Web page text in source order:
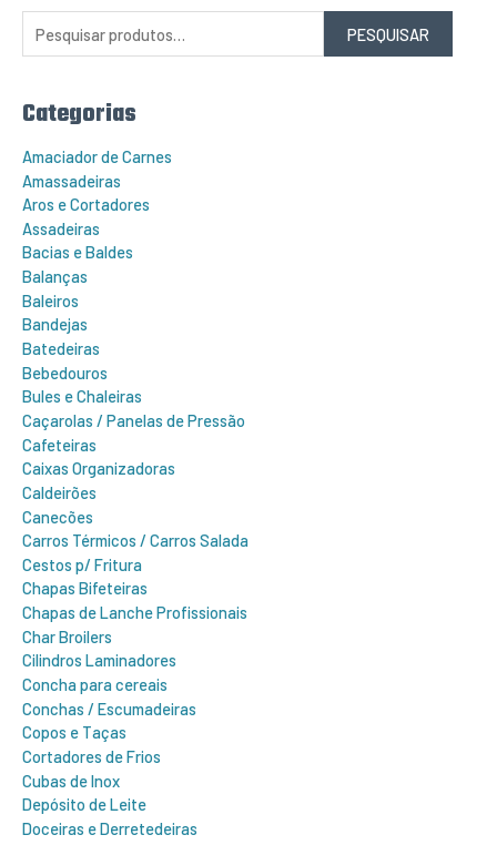
i
p
:
PESQUISAR
Categorias
Amaciador de Carnes
Amassadeiras
Aros e Cortadores
Assadeiras
Bacias e Baldes
Balanças
Baleiros
Bandejas
Batedeiras
Bebedouros
Bules e Chaleiras
Caçarolas / Panelas de Pressão
Cafeteiras
Caixas Organizadoras
Caldeirões
Canecões
Carros Térmicos / Carros Salada
Cestos p/ Fritura
Chapas Bifeteiras
Chapas de Lanche Profissionais
Char Broilers
Cilindros Laminadores
Concha para cereais
Conchas / Escumadeiras
Copos e Taças
Cortadores de Frios
Cubas de Inox
Depósito de Leite
Doceiras e Derretedeiras